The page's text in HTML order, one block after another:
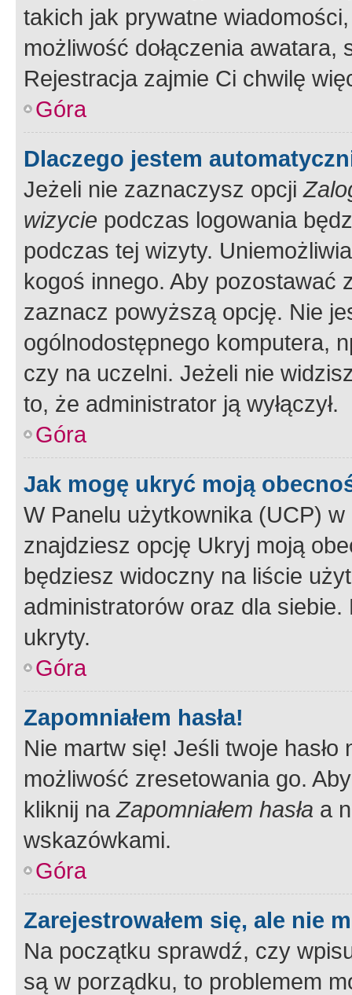
takich jak prywatne
możliwość dołączenia
Rejestracja zajmie Ci chwilę
Góra
Dlaczego jestem
Jeżeli nie zaznaczysz opcji
wizycie podczas logowania
podczas tej wizyty.
kogoś innego. Aby pozostawać
zaznacz powyższą opcję. Nie
ogólnodostępnego komputera,
czy na uczelni. Jeżeli nie
to, że administrator ją wyłączył.
Góra
Jak mogę ukryć moją
W Panelu użytkownika (UCP) w
znajdziesz opcję Ukryj moją
będziesz widoczny na liście
administratorów oraz dla
ukryty.
Góra
Zapomniałem hasła!
Nie martw się! Jeśli twoje
możliwość zresetowania go.
kliknij naZapomniałem hasła a
wskazówkami.
Góra
Zarejestrowałem się, ale nie
Na początku sprawdź, czy
są w porządku, to problemem